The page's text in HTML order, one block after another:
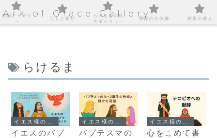
Ark of Grace Gallery
らけるま
イエスのバプ
バプテスマの
心をこめて書
原画ギャラリ
ー
証しと祈り
らけるまの絵
本ギャラリー
聖書の全体像 終末の備え